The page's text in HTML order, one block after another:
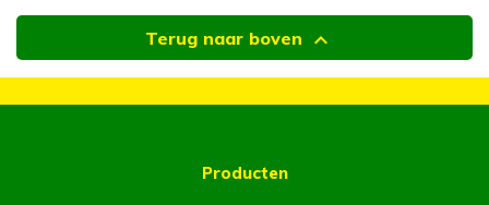
Terug naar boven 
Producten